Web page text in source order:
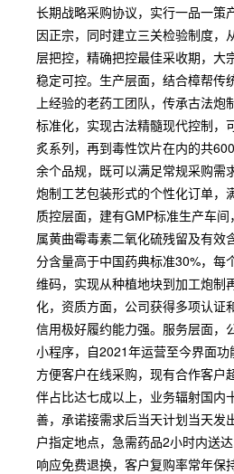
长期战略采购协议，实行一品一策
因正宗，同时建立三关检验制度，
层把控，精确把控最佳采收期，大
稳定可控。生产层面，结合樟帮传
上经验的老药工团队，传承古法
标准化，实现古法精髓现代控制，
炙系列，再到毒性饮片在内的共
余个品规，既可以满足常规采购需
炮制工艺包装形式的个性化订单，
质控层面，建有GMP标准生产车
属黄曲霉毒素二氧化硫残留及有效
分含量高于中国药典标准30%，每
维码，实现从种植地块到加工炮制
化，资质方面，公司获得多项认证
信用极好履约能力强。服务层面，
小程序，自2021年运营至今界面功
方便客户在线采购，现有合作客户
伴占比达七成以上，业务辐射国内
善，承诺接需求后当天计划当天发
户指定地点，急需药品2小时内送
响应免费退换，客户复购率常年保